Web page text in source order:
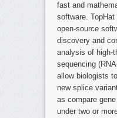
fast and
software.
open-source
discovery and
analysis of high-
sequencing
allow biologists
new splice
as compare
under two or